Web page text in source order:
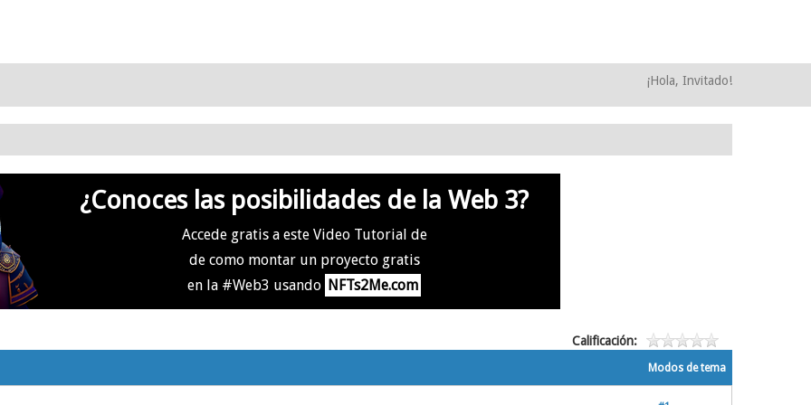
¡Hola, Invitado!
¿Conoces las posibilidades de la Web 3?
Accede gratis a este Video Tutorial de
de como montar un proyecto gratis
en la #Web3 usando NFTs2Me.com
Calificación:
Modos de tema